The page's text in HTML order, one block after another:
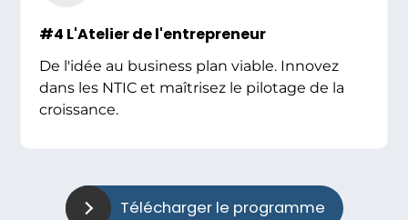
#4 L'Atelier de l'entrepreneur
De l'idée au business plan viable. Innovez
dans les NTIC et maîtrisez le pilotage de la
croissance.
Télécharger le programme